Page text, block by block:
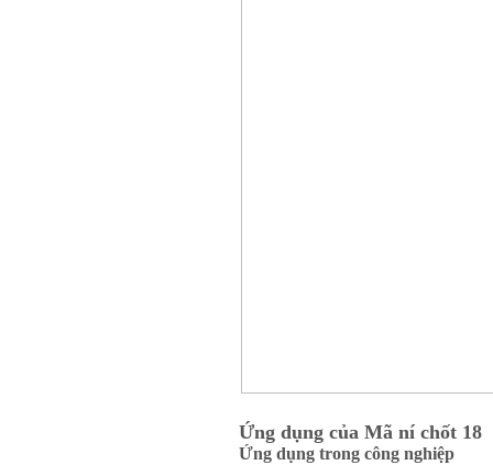
Ứng dụng của Mã ní chốt 18
Ứng dụng trong công nghiệp